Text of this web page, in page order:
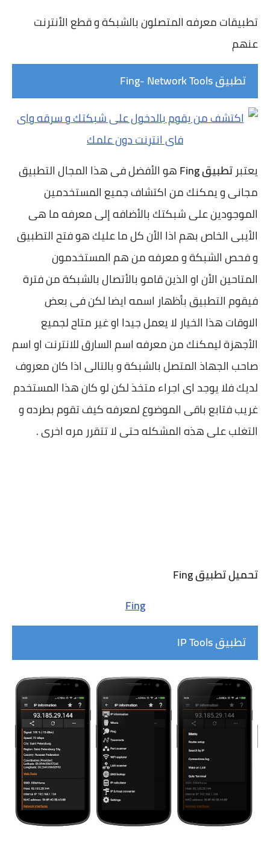
تطبيقات معرفه المتصلون بالشبكة و قطع الأنترنت
عنهم
تطبيق Fing- Network Tools
يعتبرتطبيق Fing
هو الأفضل فى هذا المجال التطبيق
مجانى و يمكنك من اكتشاف جميع المستخدمين
الموجودين على شبكتك بالأضافه إلى معرفه ما هى
الأيبى الخاص بهم اذا الأن كل ما عليك هو فتح التطبيق
و فحص الشبكة و معرفه من هم المستخدمون
المتاحين الأن او الذين قامو بالأتصال بالشبكة من فترة
فيقوم التطبيق بأظهار اسمه ايضا لكن فى بعض
الاوقات هذا الخيار لا يعمل جيدا او غير متاح لجميع
الأجهزة ليمكنك من معرفه اسم السارق للانترنت او اسم
صاحب الجهاذ المتصل بالشبكة و بالتالى اذا كان معروف
لديك فلا يوجد اى اجراء متخذ لكن لو كان هذا المستخدم
غريب فتابع باقى الموضوع لمعرفه كيف تقوم بطرده و
التغلب على هذه المشكله حتى لا تتقرر مره اخرى .
تحميل تطبيق Fing
Fing
تطبيق IP Tools